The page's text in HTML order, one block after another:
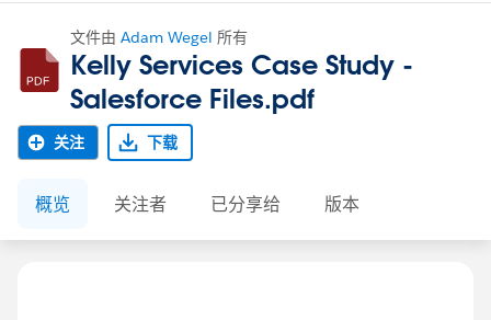
文件由 Adam Wegel 所有
Kelly Services Case Study -
Salesforce Files.pdf
关注 下载
概览 关注者 已分享给 版本